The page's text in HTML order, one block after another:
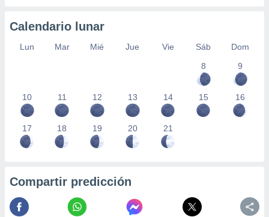
Calendario lunar
Lun Mar Mié Jue Vie Sáb
Dom
8
9
10 11 12 13 14 15 16
17 18 19 20 21
Compartir predicción